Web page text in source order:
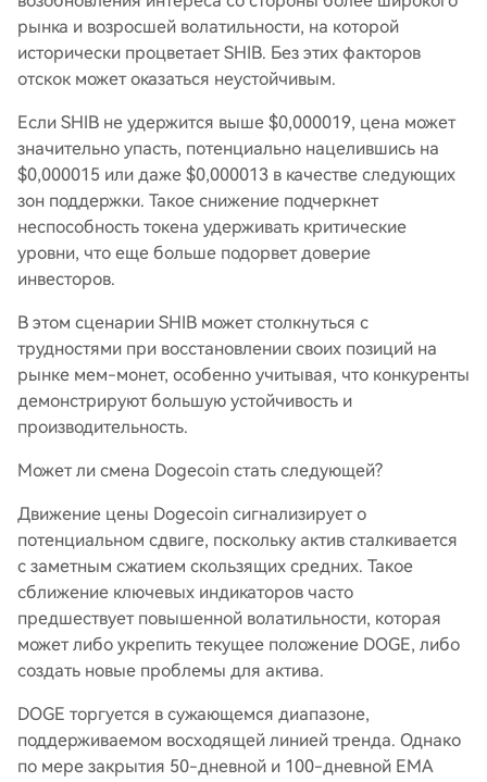
рынка и возросшей волатильности, на которой
исторически процветает SHIB. Без этих факторов
отскок может оказаться неустойчивым.
Если SHIB не удержится выше $0,000019, цена может
значительно упасть, потенциально нацелившись на
$0,000015 или даже $0,000013 в качестве следующих
зон поддержки. Такое снижение подчеркнет
неспособность токена удерживать критические
уровни, что еще больше подорвет доверие
инвесторов.
В этом сценарии SHIB может столкнуться с
трудностями при восстановлении своих позиций на
рынке мем-монет, особенно учитывая, что конкуренты
демонстрируют большую устойчивость и
производительность.
Может ли смена Dogecoin стать следующей?
Движение цены Dogecoin сигнализирует о
потенциальном сдвиге, поскольку актив сталкивается
с заметным сжатием скользящих средних. Такое
сближение ключевых индикаторов часто
предшествует повышенной волатильности, которая
может либо укрепить текущее положение DOGE, либо
создать новые проблемы для актива.
DOGE торгуется в сужающемся диапазоне,
поддерживаемом восходящей линией тренда. Однако
по мере закрытия 50-дневной и 100-дневной EMA